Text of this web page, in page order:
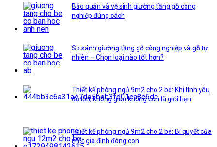
Bảo quản và vệ sinh giường tầng gỗ công
nghiệp đúng cách
So sánh giường tầng gỗ công nghiệp và gỗ tự
nhiên – Chọn loại nào tốt hơn?
Thiết kế phòng ngủ 9m2 cho 2 bé: Khi tình yêu
đủ lớn, không gian không còn là giới hạn
Thiết kế phòng ngủ 9m2 cho 2 bé: Bí quyết của
một gia đình đông con